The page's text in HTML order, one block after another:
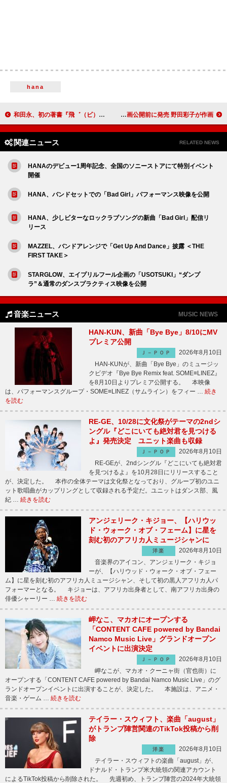
hana
和田永、初の著書『飛゛（ビ）！ 電磁民族音楽』4/3発売 廃家電が楽器に変わるまでを綴る 小川哲『君のクイズ』コミカライズ版第1巻を映画公開前に発売 野田彩子が作画
関連ニュース RELATED NEWS
HANAのデビュー1周年記念、全国のソニーストアにて特別イベント
開催
HANA、バンドセットでの「Bad Girl」パフォーマンス映像を公開
HANA、少しビターなロックラブソングの新曲「Bad Girl」配信リ
リース
MAZZEL、バンドアレンジで「Get Up And Dance」披露 ＜THE
FIRST TAKE＞
STARGLOW、エイプリルフール企画の「USOTSUKI」“ダンプ
ラ”＆通常のダンスプラクティス映像を公開
音楽ニュース MUSIC NEWS
HAN-KUN、新曲「Bye Bye」8/10にMV
プレミア公開
Ｊ－ＰＯＰ
2026年8月10日
HAN-KUNが、新曲「Bye Bye」のミュージッ
クビデオ『Bye Bye Remix feat. SOME≡LINEZ』
を8月10日よりプレミア公開する。 本映像
は、パフォーマンスグループ・SOME≡LINEZ（サムライン）をフィー … 続き
を読む
RE-GE、10/28に文化祭がテーマの2ndシ
ングル『どこにいても絶対君を見つける
よ』発売決定 ユニット楽曲も収録
Ｊ－ＰＯＰ
2026年8月10日
RE-GEが、2ndシングル『どこにいても絶対君
を見つけるよ』を10月28日にリリースすること
が、決定した。 本作の全体テーマは文化祭となっており、グループ初のユニ
ット歌唱曲がカップリングとして収録される予定だ。ユニットはダンス部、風
紀 … 続きを読む
アンジェリーク・キジョー、【ハリウッ
ド・ウォーク・オブ・フェーム】に星を
刻む初のアフリカ人ミュージシャンに
洋楽
2026年8月10日
音楽界のアイコン、アンジェリーク・キジョ
ーが、【ハリウッド・ウォーク・オブ・フェー
ム】に星を刻む初のアフリカ人ミュージシャン、そして初の黒人アフリカ人パ
フォーマーとなる。 キジョーは、アフリカ出身者として、南アフリカ出身の
俳優シャーリー … 続きを読む
岬なこ、マカオにオープンする
「CONTENT CAFE powered by Bandai
Namco Music Live」グランドオープン
イベントに出演決定
Ｊ－ＰＯＰ
2026年8月10日
岬なこが、マカオ・クーニャ街（官也街）に
オープンする「CONTENT CAFE powered by Bandai Namco Music Live」のグ
ランドオープンイベントに出演することが、決定した。 本施設は、アニメ・
音楽・ゲーム … 続きを読む
テイラー・スウィフト、楽曲「august」
がトランプ陣営関連のTikTok投稿から削
除
洋楽
2026年8月10日
テイラー・スウィフトの楽曲「august」が、
ドナルド・トランプ米大統領の関連アカウント
によるTikTok投稿から削除された。 先週初め、トランプ陣営の2024年大統領